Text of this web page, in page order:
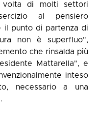
volta di molti settori
al pensiero
il punto di partenza di
non è superfluo",
che rinsalda più
Mattarella", e
inteso
necessario a una